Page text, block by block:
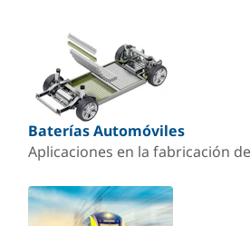
Baterías Automóviles
Aplicaciones en la fabricación